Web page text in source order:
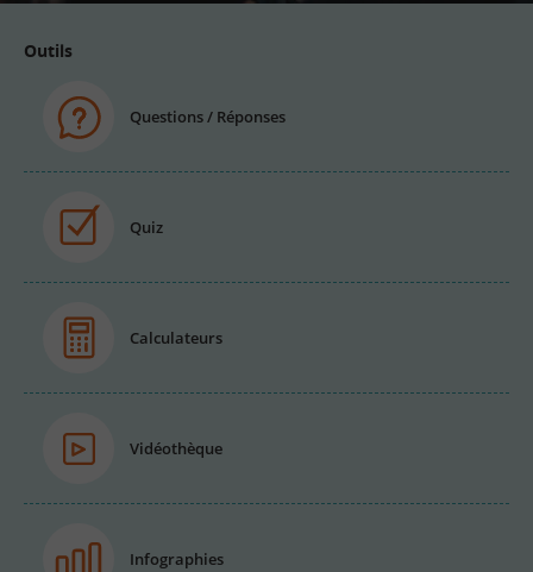
Outils
Questions / Réponses
Quiz
Calculateurs
Vidéothèque
Infographies